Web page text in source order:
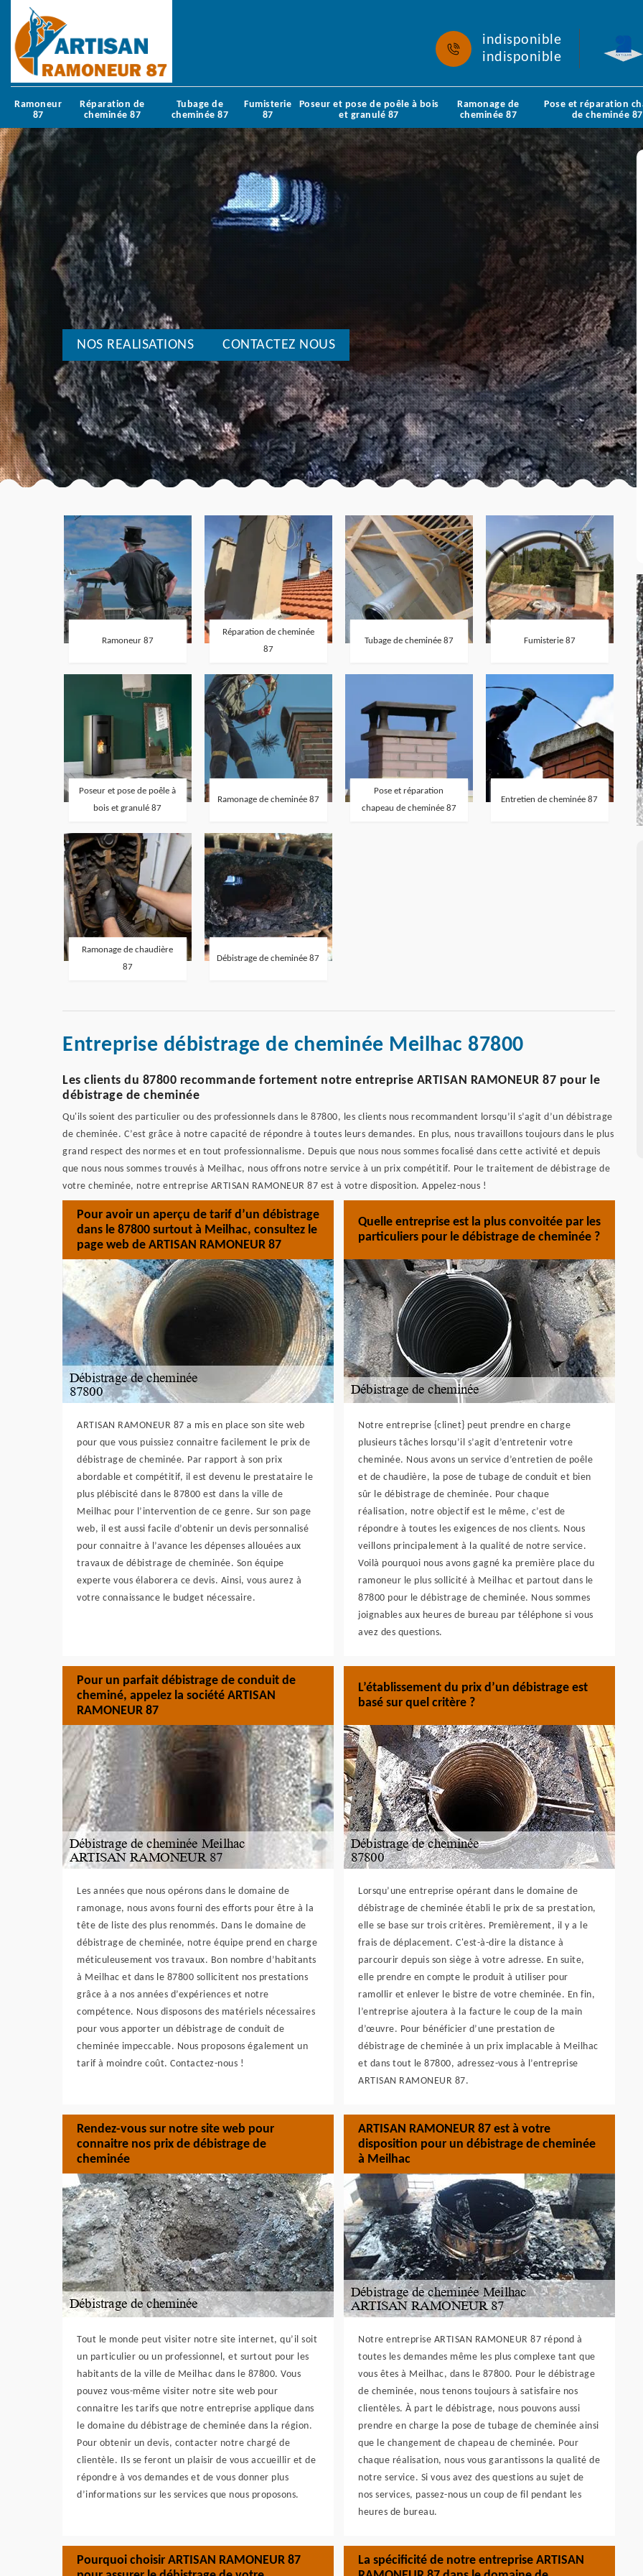
indisponible
indisponible
Ramoneur
87
Réparation de
cheminée 87
Tubage de
cheminée 87
Fumisterie
87
Poseur et pose de poêle à bois
et granulé 87
Ramonage de
cheminée 87
Pose et réparation
de cheminée 87
NOS REALISATIONS CONTACTEZ NOUS
Ramoneur 87
Réparation de cheminée
87
Tubage de cheminée 87 Fumisterie 87
Poseur et pose de poêle à
bois et granulé 87
Ramonage de cheminée 87
Pose et réparation
chapeau de cheminée 87
Entretien de cheminée 87
Ramonage de chaudière
87
Débistrage de cheminée 87
Entreprise débistrage de cheminée Meilhac 87800
Les clients du 87800 recommande fortement notre entreprise ARTISAN RAMONEUR 87 pour le
débistrage de cheminée
Qu'ils soient des particulier ou des professionnels dans le 87800, les clients nous recommandent lorsqu’il s’agit d’un débistrage
de cheminée. C’est grâce à notre capacité de répondre à toutes leurs demandes. En plus, nous travaillons toujours dans le plus
grand respect des normes et en tout professionnalisme. Depuis que nous nous sommes focalisé dans cette activité et depuis
que nous nous sommes trouvés à Meilhac, nous offrons notre service à un prix compétitif. Pour le traitement de débistrage de
votre cheminée, notre entreprise ARTISAN RAMONEUR 87 est à votre disposition. Appelez-nous !
Pour avoir un aperçu de tarif d’un débistrage
dans le 87800 surtout à Meilhac, consultez le
page web de ARTISAN RAMONEUR 87
ARTISAN RAMONEUR 87 a mis en place son site web
pour que vous puissiez connaitre facilement le prix de
débistrage de cheminée. Par rapport à son prix
abordable et compétitif, il est devenu le prestataire le
plus plébiscité dans le 87800 est dans la ville de
Meilhac pour l’intervention de ce genre. Sur son page
web, il est aussi facile d’obtenir un devis personnalisé
pour connaitre à l’avance les dépenses allouées aux
travaux de débistrage de cheminée. Son équipe
experte vous élaborera ce devis. Ainsi, vous aurez à
votre connaissance le budget nécessaire.
Quelle entreprise est la plus convoitée par les
particuliers pour le débistrage de cheminée ?
Notre entreprise {clinet} peut prendre en charge
plusieurs tâches lorsqu’il s’agit d’entretenir votre
cheminée. Nous avons un service d’entretien de poêle
et de chaudière, la pose de tubage de conduit et bien
sûr le débistrage de cheminée. Pour chaque
réalisation, notre objectif est le même, c’est de
répondre à toutes les exigences de nos clients. Nous
veillons principalement à la qualité de notre service.
Voilà pourquoi nous avons gagné ka première place du
ramoneur le plus sollicité à Meilhac et partout dans le
87800 pour le débistrage de cheminée. Nous sommes
joignables aux heures de bureau par téléphone si vous
avez des questions.
Pour un parfait débistrage de conduit de
cheminé, appelez la société ARTISAN
RAMONEUR 87
Les années que nous opérons dans le domaine de
ramonage, nous avons fourni des efforts pour être à la
tête de liste des plus renommés. Dans le domaine de
débistrage de cheminée, notre équipe prend en charge
méticuleusement vos travaux. Bon nombre d’habitants
à Meilhac et dans le 87800 sollicitent nos prestations
grâce à a nos années d’expériences et notre
compétence. Nous disposons des matériels nécessaires
pour vous apporter un débistrage de conduit de
cheminée impeccable. Nous proposons également un
tarif à moindre coût. Contactez-nous !
L’établissement du prix d’un débistrage est
basé sur quel critère ?
Lorsqu’une entreprise opérant dans le domaine de
débistrage de cheminée établi le prix de sa prestation,
elle se base sur trois critères. Premièrement, il y a le
frais de déplacement. C'est-à-dire la distance à
parcourir depuis son siège à votre adresse. En suite,
elle prendre en compte le produit à utiliser pour
ramollir et enlever le bistre de votre cheminée. En fin,
l’entreprise ajoutera à la facture le coup de la main
d’œuvre. Pour bénéficier d’une prestation de
débistrage de cheminée à un prix implacable à Meilhac
et dans tout le 87800, adressez-vous à l’entreprise
ARTISAN RAMONEUR 87.
Rendez-vous sur notre site web pour
connaitre nos prix de débistrage de
cheminée
Tout le monde peut visiter notre site internet, qu’il soit
un particulier ou un professionnel, et surtout pour les
habitants de la ville de Meilhac dans le 87800. Vous
pouvez vous-même visiter notre site web pour
connaitre les tarifs que notre entreprise applique dans
le domaine du débistrage de cheminée dans la région.
Pour obtenir un devis, contacter notre chargé de
clientèle. Ils se feront un plaisir de vous accueillir et de
répondre à vos demandes et de vous donner plus
d’informations sur les services que nous proposons.
ARTISAN RAMONEUR 87 est à votre
disposition pour un débistrage de cheminée
à Meilhac
Notre entreprise ARTISAN RAMONEUR 87 répond à
toutes les demandes même les plus complexe tant que
vous êtes à Meilhac, dans le 87800. Pour le débistrage
de cheminée, nous tenons toujours à satisfaire nos
clientèles. À part le débistrage, nous pouvons aussi
prendre en charge la pose de tubage de cheminée ainsi
que le changement de chapeau de cheminée. Pour
chaque réalisation, nous vous garantissons la qualité de
notre service. Si vous avez des questions au sujet de
nos services, passez-nous un coup de fil pendant les
heures de bureau.
Pourquoi choisir ARTISAN RAMONEUR 87
La spécificité de notre entreprise ARTISAN